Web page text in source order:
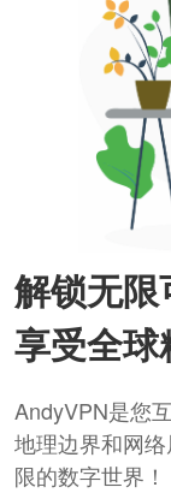
解锁无限
享受全球
AndyVPN是您
地理边界和网
限的数字世界！